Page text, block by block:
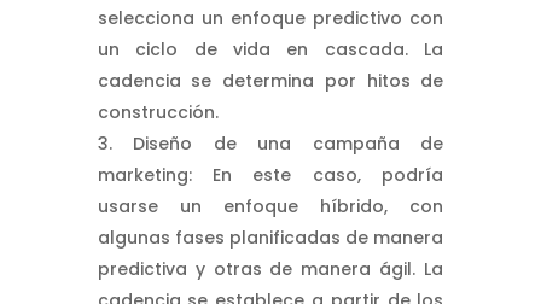
selecciona un enfoque predictivo con
un ciclo de vida en cascada. La
cadencia se determina por hitos de
construcción.
Diseño de una campaña de
marketing: En este caso, podría
usarse un enfoque híbrido, con
algunas fases planificadas de manera
predictiva y otras de manera ágil. La